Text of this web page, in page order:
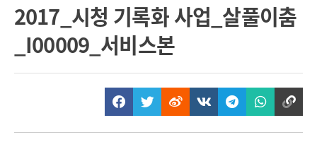
2017_시청 기록화 사업_살풀이춤
_I00009_서비스본